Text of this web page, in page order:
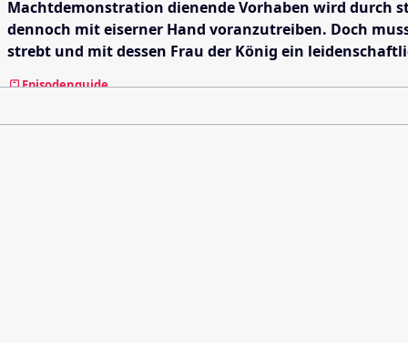
Machtdemonstration dienende Vorhaben wird durch
dennoch mit eiserner Hand voranzutreiben. Doch
strebt und mit dessen Frau der König ein
Episodenguide